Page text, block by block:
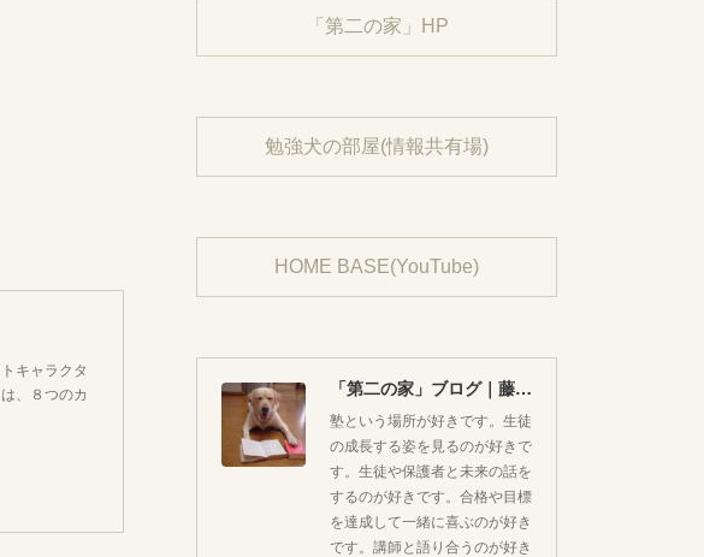
キャラクタ
、８つのカ
「第二の家」HP
勉強犬の部屋(情報共有場)
HOME BASE(YouTube)
「第二の家」ブログ｜藤沢市の個別指導塾のお話
塾という場所が好きです。生徒
の成長する姿を見るのが好きで
す。生徒や保護者と未来の話を
するのが好きです。合格や目標
を達成して一緒に喜ぶのが好き
です。講師と語り合うのが好き